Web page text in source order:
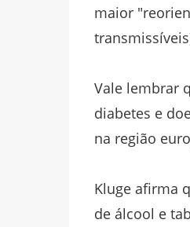
maior
Vale lembrar
diabetes e
na região
Kluge afirma
de álcool e